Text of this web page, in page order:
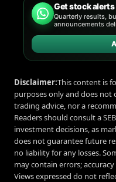
Get stock
Quarterly results,
announcements
Disclaimer:This content is
purposes only and does
trading advice, nor a
Readers should consult a
investment decisions, as
does not guarantee future
no liability for any losses.
may contain errors;
Views expressed do not